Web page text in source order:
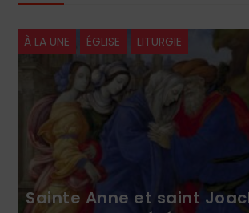
À LA UNE ÉGLISE LITURGIE
Sainte Anne et saint